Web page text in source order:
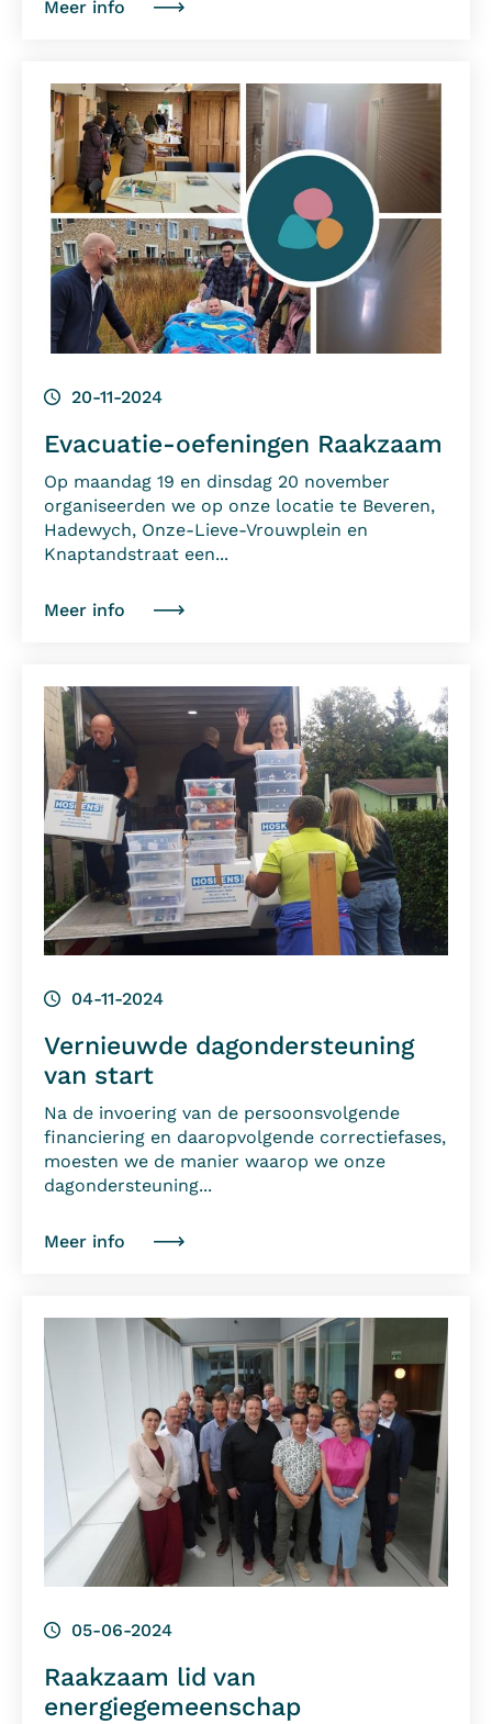
Meer info
20-11-2024
Evacuatie-oefeningen Raakzaam
Op maandag 19 en dinsdag 20 november
organiseerden we op onze locatie te Beveren,
Hadewych, Onze-Lieve-Vrouwplein en
Knaptandstraat een...
Meer info
04-11-2024
Vernieuwde dagondersteuning
van start
Na de invoering van de persoonsvolgende
financiering en daaropvolgende correctiefases,
moesten we de manier waarop we onze
dagondersteuning...
Meer info
05-06-2024
Raakzaam lid van
energiegemeenschap